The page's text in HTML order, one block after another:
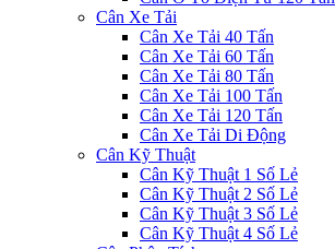
Cân Xe Tải
Cân Xe Tải 40 Tấn
Cân Xe Tải 60 Tấn
Cân Xe Tải 80 Tấn
Cân Xe Tải 100 Tấn
Cân Xe Tải 120 Tấn
Cân Xe Tải Di Động
Cân Kỹ Thuật
Cân Kỹ Thuật 1 Số Lẻ
Cân Kỹ Thuật 2 Số Lẻ
Cân Kỹ Thuật 3 Số Lẻ
Cân Kỹ Thuật 4 Số Lẻ